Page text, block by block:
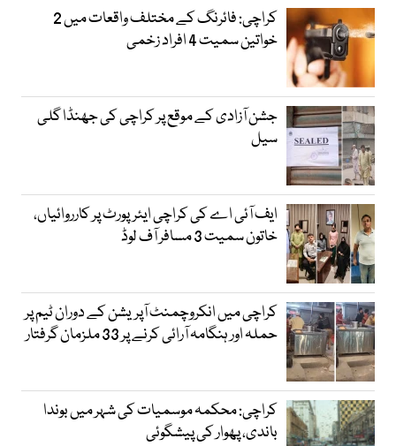
کراچی: فائرنگ کے مختلف واقعات میں 2
خواتین سمیت 4 افراد زخمی
جشن آزادی کے موقع پر کراچی کی جھنڈا گلی
سیل
ایف آئی اے کی کراچی ایئرپورٹ پر کارروائیاں،
خاتون سمیت 3 مسافر آف لوڈ
کراچی میں انکروچمنٹ آپریشن کے دوران ٹیم پر
حملہ اور ہنگامہ آرائی کرنے پر 33 ملزمان گرفتار
کراچی: محکمہ موسمیات کی شہر میں بوندا
باندی، پھوار کی پیشگوئی